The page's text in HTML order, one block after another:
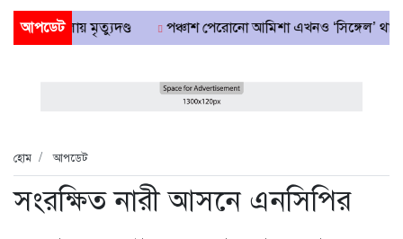
আপডেটমৃত্যুদণ্ড পঞ্চাশ পেরোনো আমিশা এখনও ‘সিঙ্গেল’ থাকতে চান
হোম আপডেট
সংরক্ষিত নারী আসনে এনসিপির